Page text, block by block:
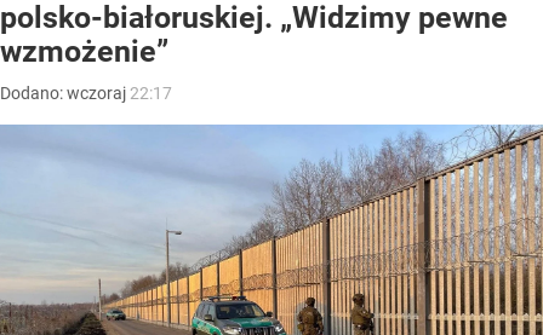
polsko-białoruskiej. „Widzimy pewne
wzmożenie”
Dodano:wczoraj 22:17